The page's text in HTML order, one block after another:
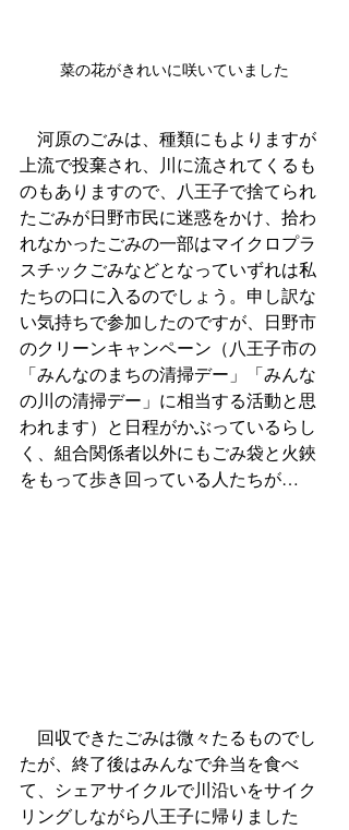
菜の花がきれいに咲いていました
河原のごみは、種類にもよりますが
上流で投棄され、川に流されてくるも
のもありますので、八王子で捨てられ
たごみが日野市民に迷惑をかけ、拾わ
れなかったごみの一部はマイクロプラ
スチックごみなどとなっていずれは私
たちの口に入るのでしょう。申し訳な
い気持ちで参加したのですが、日野市
のクリーンキャンペーン（八王子市の
「みんなのまちの清掃デー」「みんな
の川の清掃デー」に相当する活動と思
われます）と日程がかぶっているらし
く、組合関係者以外にもごみ袋と火鋏
をもって歩き回っている人たちが…
回収できたごみは微々たるものでし
たが、終了後はみんなで弁当を食べ
て、シェアサイクルで川沿いをサイク
リングしながら八王子に帰りました